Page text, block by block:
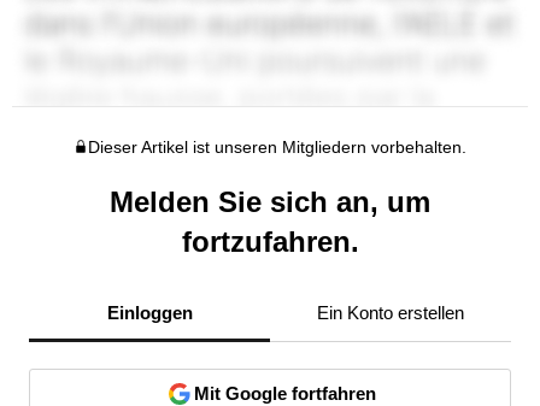
Dieser Artikel ist unseren Mitgliedern vorbehalten.
Melden Sie sich an, um
fortzufahren.
Einloggen Ein Konto erstellen
Mit Google fortfahren